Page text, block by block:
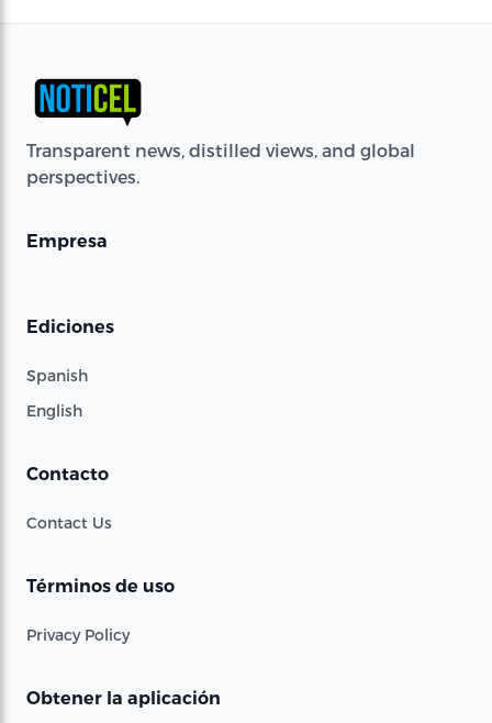
Transparent news, distilled views, and global
perspectives.
Empresa
Ediciones
Spanish
English
Contacto
Contact Us
Términos de uso
Privacy Policy
Obtener la aplicación